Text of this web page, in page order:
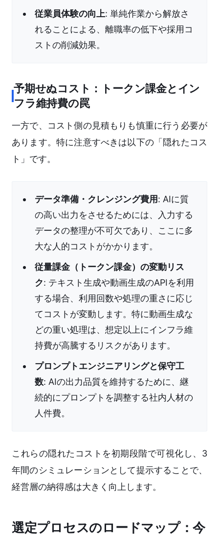
従業員体験の向上: 単純作業から解放さ
れることによる、離職率の低下や採用コ
ストの削減効果。
予期せぬコスト：トークン課金とイン
フラ維持費の罠
一方で、コスト側の見積もりも慎重に行う必要が
あります。特に注意すべきは以下の「隠れたコス
ト」です。
データ準備・クレンジング費用: AIに質
の高い出力をさせるためには、入力する
データの整理が不可欠であり、ここに多
大な人的コストがかかります。
従量課金（トークン課金）の変動リス
ク: テキスト生成や動画生成のAPIを利用
する場合、利用回数や処理の重さに応じ
てコストが変動します。特に動画生成な
どの重い処理は、想定以上にインフラ維
持費が高騰するリスクがあります。
プロンプトエンジニアリングと保守工
数: AIの出力品質を維持するために、継
続的にプロンプトを調整する社内人材の
人件費。
これらの隠れたコストを初期段階で可視化し、3
年間のシミュレーションとして提示することで、
経営層の納得感は大きく向上します。
選定プロセスのロードマップ：今